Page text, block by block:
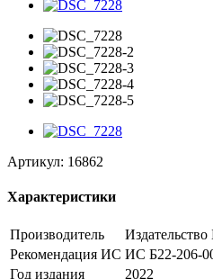
Артикул: 16862
Характеристики
Производитель
Издательство
Рекомендация ИС ИС Б22-206-
Год издания
2022